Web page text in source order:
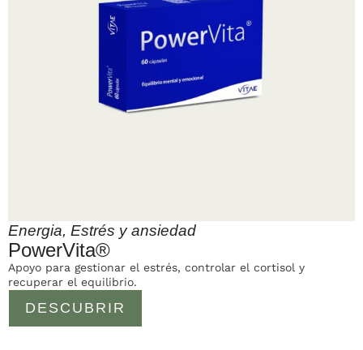
Energia, Estrés y ansiedad
PowerVita®
DESCUBRIR
Apoyo para gestionar el estrés, controlar el cortisol y
recuperar el equilibrio.